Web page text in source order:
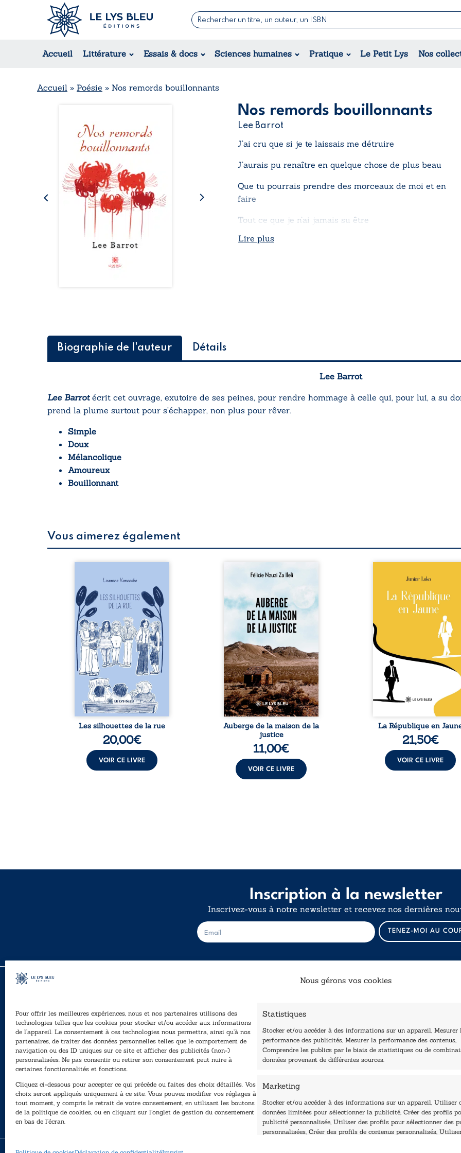
Nous gérons vos cookies
Pour offrir les meilleures expériences, nous et nos partenaires utilisons des
technologies telles que les cookies pour stocker et/ou accéder aux informations
de l’appareil. Le consentement à ces technologies nous permettra, ainsi qu’à nos
partenaires, de traiter des données personnelles telles que le comportement de
navigation ou des ID uniques sur ce site et afficher des publicités (non-)
personnalisées. Ne pas consentir ou retirer son consentement peut nuire à
certaines fonctionnalités et fonctions.
Cliquez ci-dessous pour accepter ce qui précède ou faites des choix détaillés. Vos
choix seront appliqués uniquement à ce site. Vous pouvez modifier vos réglages à
tout moment, y compris le retrait de votre consentement, en utilisant les boutons
de la politique de cookies, ou en cliquant sur l’onglet de gestion du consentement
en bas de l’écran.
Statistiques
Stocker et/ou accéder à des informations sur un appareil, Mesurer
performance des publicités, Mesurer la performance des contenus,
Comprendre les publics par le biais de statistiques ou de
données provenant de différentes sources.
Marketing
Stocker et/ou accéder à des informations sur un appareil, Utiliser
données limitées pour sélectionner la publicité, Créer des profils
publicité personnalisée, Utiliser des profils pour sélectionner des
personnalisées, Créer des profils de contenus personnalisés,
Accueil Littérature Essais & docs Sciences humaines Pratique Le Petit Lys Nos
Romans
Suspense / Thriller / Policier
Romance
Régional
Jeunesse
Nouvelles & Contes
Théâtre
Accueil » Poésie » Nos remords bouillonnants
Nos remords bouillonnants
Lee Barrot
J’ai cru que si je te laissais me détruire
J’aurais pu renaître en quelque chose de plus beau
Que tu pourrais prendre des morceaux de moi et en
faire
Tout ce que je n’ai jamais su être
Lire plus
Biographie de l'auteur Détails
Lee Barrot
Lee Barrot écrit cet ouvrage, exutoire de ses peines, pour rendre hommage à celle qui, pour lui, a su
prend la plume surtout pour s’échapper, non plus pour rêver.
Simple
Doux
Mélancolique
Amoureux
Bouillonnant
Vous aimerez également
donne la parole à six
personnages ordinaires,
traversés par des pensées,
des émotions et des silences
qui pourraient appartenir à
chacun de nous. À travers
leurs parcours, ce roman
invite à porter un regard
différent sur celles et ceux
qui nous entourent, à deviner
ce qui se cache derrière les
apparences et à s’ouvrir au
fourmillement sensible de
notre ...
Les silhouettes de la rue
20,00€
VOIR CE LIVRE
Auberge de la maison de la
parcours exemplaire de
Mbala Zi Nkuaku Lema Félix.
Magistrat intègre, fervent
défenseur des droits
humains et de
l’indépendance judiciaire, il
voit sa carrière de trente-
quatre ans brutalement
brisée par une révocation
arbitraire en 2009, plongeant
sa vie dans un chaos
matériel et moral. À ...
Auberge de la maison de la
justice
11,00€
VOIR CE LIVRE
Congo, la naissance
jumeaux de races
bouleverse l’ordre
Senior est Noir et Junior
Blanc, bien que nés
couple de Noirs. Très
l’événement attire les
internationaux et
le bébé blanc en une
emblématique
investie, selon certains,
mission
Cependant, sous couvert
La République en
21,50€
VOIR CE LIVRE
Inscription à la newsletter
Inscrivez-vous à notre newsletter et recevez nos dernières
m
m
i
l
E
-
m
i
TENEZ-MOI AU
40, rue du Louvre 75001 Paris
01 76 50 38 88
Horaires du standard
De mardi à vendredi :
9h - 12h et 13h30 - 16h30
Lundi, samedi et dimanche : fermé
Accueil
Être édité
Contactez-nous
Les Plumes du Lys Bleu
Prix sciences humaines
Nos collections
Nos auteurs
Essai & docs
Sciences humaines